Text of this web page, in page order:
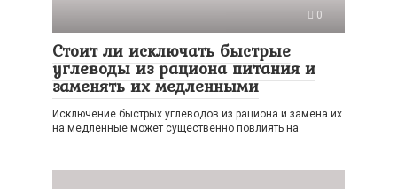
0
Стоит ли исключать быстрые
углеводы из рациона питания и
заменять их медленными
Исключение быстрых углеводов из рациона и замена их
на медленные может существенно повлиять на